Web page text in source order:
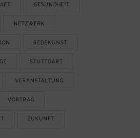
GESUNDHEIT
NETZWERK
REDEKUNST
STUTTGART
VERANSTALTUNG
VORTRAG
ZUKUNFT